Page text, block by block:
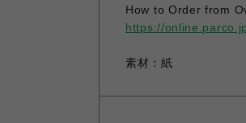
How to Order from
https://
素材：紙